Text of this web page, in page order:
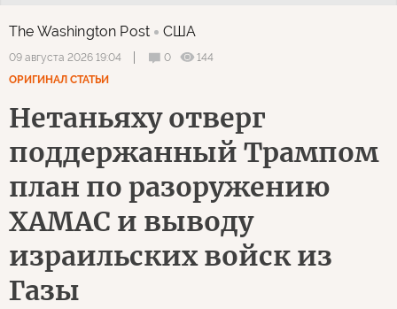
The Washington Post США
09 августа 2026 19:04 0
144
ОРИГИНАЛ СТАТЬИ
Нетаньяху отверг
поддержанный Трампом
план по разоружению
ХАМАС и выводу
израильских войск из
Газы